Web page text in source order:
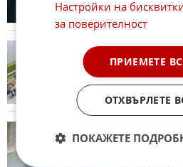
07.08.2026
07.08.2026
Настройки на
за поверителност
ПРИЕМЕТЕ
ОТХВЪРЛЕТЕ
ПОКАЖЕТЕ